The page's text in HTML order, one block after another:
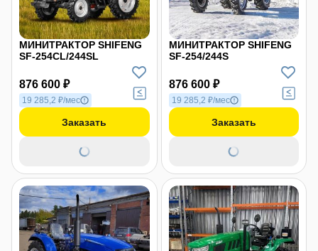
МИНИТРАКТОР SHIFENG
SF-254CL/244SL
876 600 ₽
19 285,2 ₽/мес
Заказать
МИНИТРАКТОР SHIFENG
SF-254/244S
876 600 ₽
19 285,2 ₽/мес
Заказать